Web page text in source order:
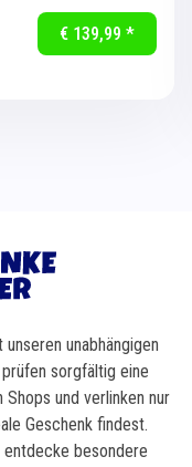
€ 139,99 *
unabhängigen
sorgfältig eine
und verlinken nur
Geschenk findest.
entdecke besondere